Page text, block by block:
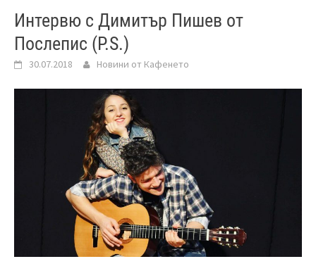
Интервю с Димитър Пишев от
Послепис (P.S.)
30.07.2018 Новини от Кафенето